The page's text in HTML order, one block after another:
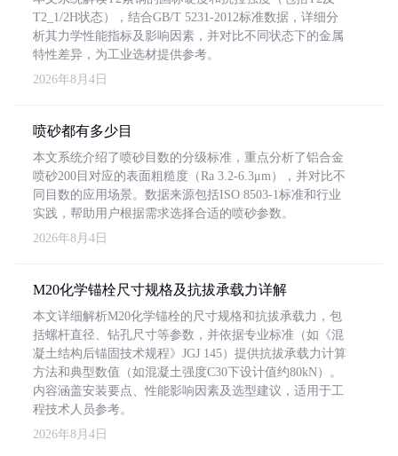
T2_1/2H状态），结合GB/T 5231-2012标准数据，详细分
析其力学性能指标及影响因素，并对比不同状态下的金属
特性差异，为工业选材提供参考。
2026年8月4日
喷砂都有多少目
本文系统介绍了喷砂目数的分级标准，重点分析了铝合金
喷砂200目对应的表面粗糙度（Ra 3.2-6.3μm），并对比不
同目数的应用场景。数据来源包括ISO 8503-1标准和行业
实践，帮助用户根据需求选择合适的喷砂参数。
2026年8月4日
M20化学锚栓尺寸规格及抗拔承载力详解
本文详细解析M20化学锚栓的尺寸规格和抗拔承载力，包
括螺杆直径、钻孔尺寸等参数，并依据专业标准（如《混
凝土结构后锚固技术规程》JGJ 145）提供抗拔承载力计算
方法和典型数值（如混凝土强度C30下设计值约80kN）。
内容涵盖安装要点、性能影响因素及选型建议，适用于工
程技术人员参考。
2026年8月4日